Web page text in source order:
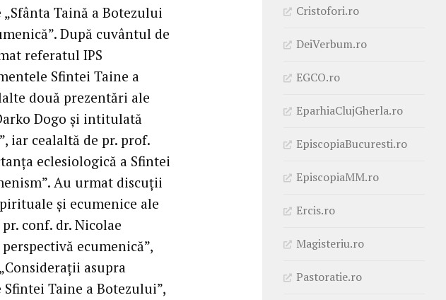
Taină a Botezului
După cuvântul de
referatul IPS
Sfintei Taine a
două prezentări ale
Dogo şi intitulată
iar cealaltă de pr. prof.
eclesiologică a Sfintei
Au urmat discuţii
şi ecumenice ale
conf. dr. Nicolae
ecumenică”,
asupra
Taine a Botezului”,
Cristofori.ro
DeiVerbum.ro
EGCO.ro
EparhiaClujGherla.ro
EpiscopiaBucuresti.ro
EpiscopiaMM.ro
Ercis.ro
Magisteriu.ro
Pastoratie.ro